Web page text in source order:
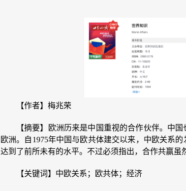
【作者】梅兆荣
【摘要】欧洲历来是中国重视的合作伙伴。中
欧洲。自 1975年中国与欧共体建交以来，中欧关系
达到了前所未有的水平。不过必须指出，合作共赢虽
【关键词】中欧关系；欧共体；经济